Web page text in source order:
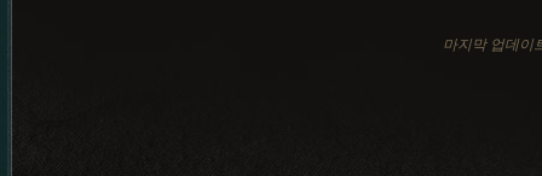
마지막 업데이